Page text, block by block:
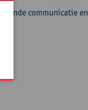
communicatie en